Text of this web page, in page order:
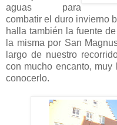
aguas para
combatir el duro invierno
halla también la fuente
la misma por San
largo de nuestro
con mucho encanto,
conocerlo.